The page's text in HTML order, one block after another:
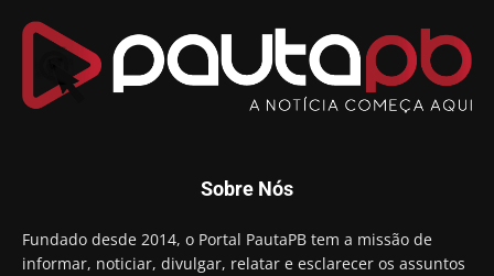
Arthur Lira parabeniza Karla Pimentel por sua
reeleição em Conde
00:23
Aguinaldo Ribeiro destaca apoio do PP a Hugo
preso e faz vídeo na cadeia
Hugo Motta retira projeto que permitia bancos
"confiscar" dinheiro de clientes
01:49
Sobre Nós
Fundado desde 2014, o Portal PautaPB tem a missão de
informar, noticiar, divulgar, relatar e esclarecer os assuntos